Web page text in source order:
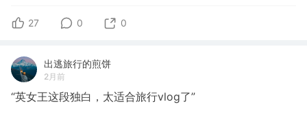
27 0 0
出逃旅行的煎饼
2月前
“英女王这段独白，太适合旅行vlog了”